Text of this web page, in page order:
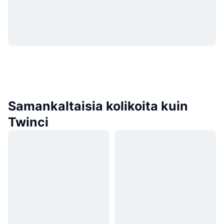
Samankaltaisia kolikoita kuin
Twinci